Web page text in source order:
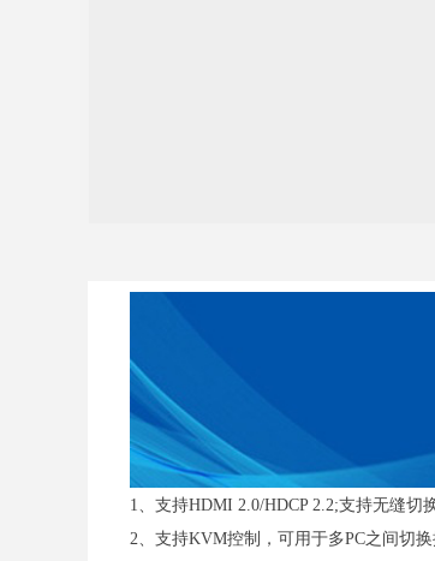
1、支持HDMI 2.0/HDCP 2.2;支持无缝切
2、支持KVM控制，可用于多PC之间切